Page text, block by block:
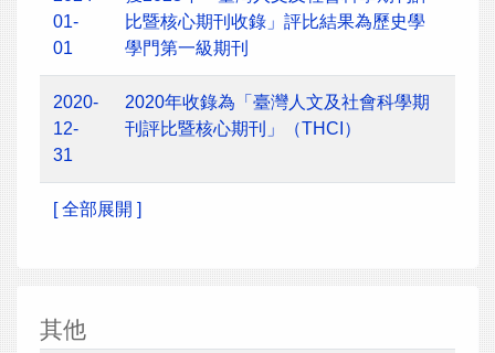
01-
01
比暨核心期刊收錄」評比結果為歷史學
學門第一級期刊
2020-
12-
31
2020年收錄為「臺灣人文及社會科學期
刊評比暨核心期刊」（THCI）
[ 全部展開 ]
其他